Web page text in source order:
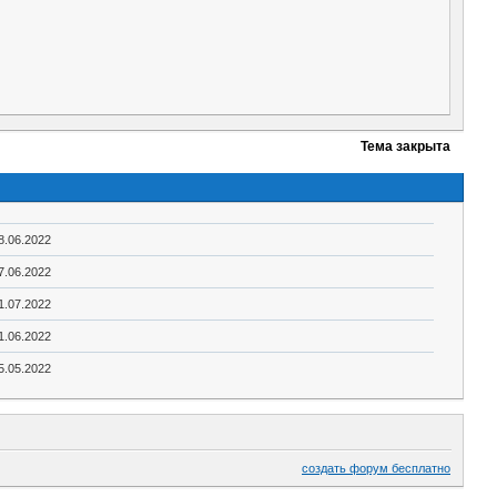
Тема закрыта
создать форум бесплатно